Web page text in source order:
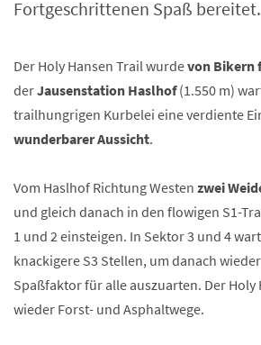
Fortgeschrittenen Spaß bereitet.
Der Holy Hansen Trail wurdevon Bikern
derJausenstation Haslhof(1.550 m)
trailhungrigen Kurbelei eine verdiente
wunderbarer Aussicht.
Vom Haslhof Richtung Westen zwei
und gleich danach in den flowigen S1-
1 und 2 einsteigen. In Sektor 3 und 4
knackigere S3 Stellen, um danach
Spaßfaktor für alle auszuarten. Der
wieder Forst- und Asphaltwege.